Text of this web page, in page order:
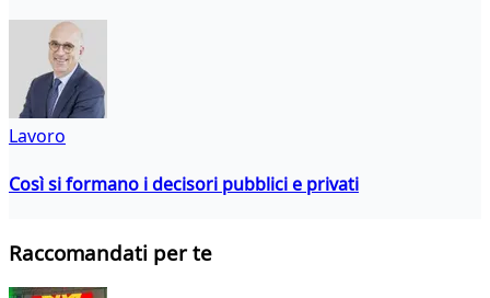
Lavoro
Così si formano i decisori pubblici e privati
Raccomandati per te